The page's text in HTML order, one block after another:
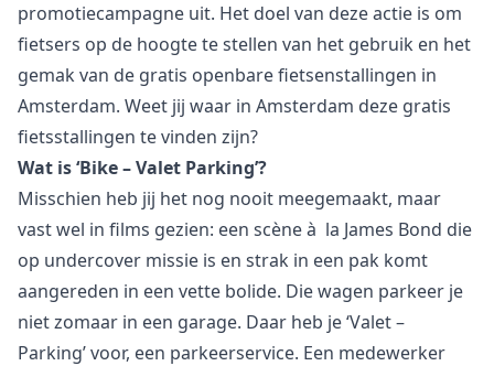
promotiecampagne uit. Het doel van deze actie is om
fietsers op de hoogte te stellen van het gebruik en het
gemak van de gratis openbare fietsenstallingen in
Amsterdam. Weet jij waar in Amsterdam deze gratis
fietsstallingen te vinden zijn?
Wat is ‘Bike – Valet Parking’?
Misschien heb jij het nog nooit meegemaakt, maar
vast wel in films gezien: een scène à la James Bond die
op undercover missie is en strak in een pak komt
aangereden in een vette bolide. Die wagen parkeer je
niet zomaar in een garage. Daar heb je ‘Valet –
Parking’ voor, een parkeerservice. Een medewerker